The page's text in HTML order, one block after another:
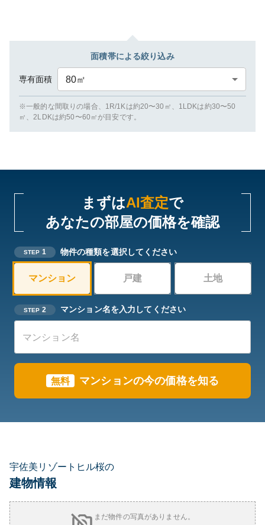
面積帯による絞り込み
専有面積 80㎡
※一般的な間取りの場合、1R/1Kは約20〜30㎡、1LDKは約30〜50
㎡、2LDKは約50〜60㎡が目安です。
まずはAI査定で
あなたの部屋の価格を確認
STEP 1 物件の種類を選択してください
マンション 戸建 土地
STEP 2 マンション名を入力してください
無料 マンションの今の価格を知る
宇佐美リゾートヒル桜の
建物情報
まだ物件の写真がありません。